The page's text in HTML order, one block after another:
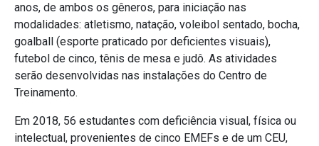
anos, de ambos os gêneros, para iniciação nas
modalidades: atletismo, natação, voleibol sentado, bocha,
goalball (esporte praticado por deficientes visuais),
futebol de cinco, tênis de mesa e judô. As atividades
serão desenvolvidas nas instalações do Centro de
Treinamento.
Em 2018, 56 estudantes com deficiência visual, física ou
intelectual, provenientes de cinco EMEFs e de um CEU,